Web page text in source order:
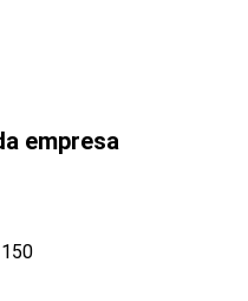
empresa
150